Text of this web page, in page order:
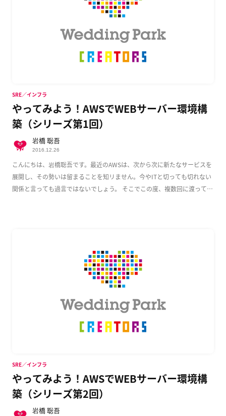
やってみよう！AWSでWEBサーバー環境構
築（シリーズ第1回）
こんにちは、岩橋聡吾です。最近のAWSは、次から次に新たなサービスを
展開し、その勢いは留まることを知リません。今やITと切っても切れない
関係と言っても過言ではないでしょう。 そこでこの度、複数回に渡って
SRE／インフラ
岩橋 聡吾
2016.12.26
やってみよう！AWSでWEBサーバー環境構
築（シリーズ第2回）
SRE／インフラ
岩橋 聡吾